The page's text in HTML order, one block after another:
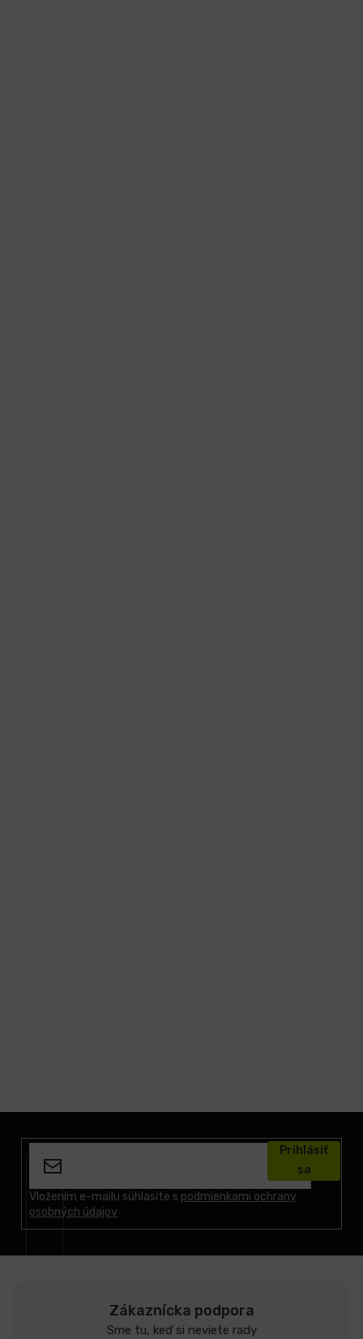
Vložením e-mailu súhlasíte s podmienkami ochrany
osobných údajov
Prihlásiť
sa
Zákaznícka podpora
Sme tu, keď si neviete rady